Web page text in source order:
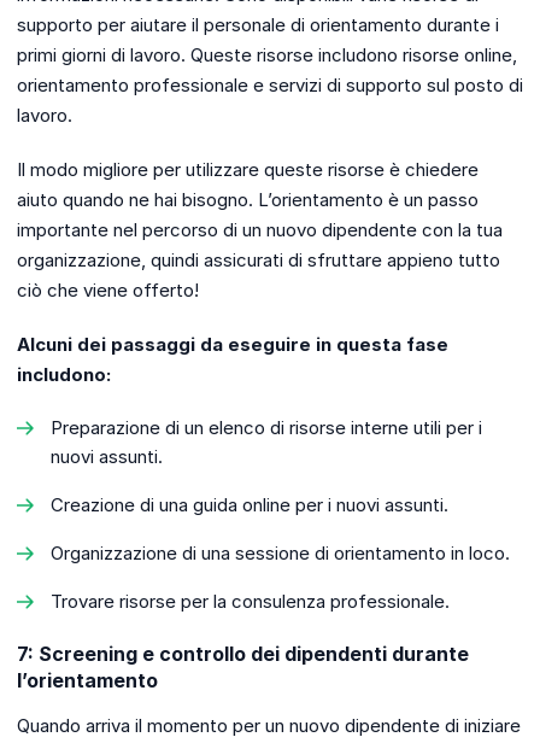
supporto per aiutare il personale di orientamento durante i
primi giorni di lavoro. Queste risorse includono risorse online,
orientamento professionale e servizi di supporto sul posto di
lavoro.
Il modo migliore per utilizzare queste risorse è chiedere
aiuto quando ne hai bisogno. L’orientamento è un passo
importante nel percorso di un nuovo dipendente con la tua
organizzazione, quindi assicurati di sfruttare appieno tutto
ciò che viene offerto!
Alcuni dei passaggi da eseguire in questa fase
includono:
Preparazione di un elenco di risorse interne utili per i
nuovi assunti.
Creazione di una guida online per i nuovi assunti.
Organizzazione di una sessione di orientamento in loco.
Trovare risorse per la consulenza professionale.
7: Screening e controllo dei dipendenti durante
l’orientamento
Quando arriva il momento per un nuovo dipendente di iniziare